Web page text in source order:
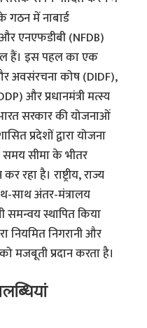
गठन में नाबार्ड
एनएफडीबी (NFDB)
हैं। इस पहल का एक
अवसंरचना कोष (DIDF),
और प्रधानमंत्री मत्स्य
सरकार की योजनाओं
प्रदेशों द्वारा योजना
समय सीमा के भीतर
रहा है। राष्ट्रीय, राज्य
साथ अंतर-मंत्रालय
समन्वय स्थापित किया
नियमित निगरानी और
मजबूती प्रदान करता है।